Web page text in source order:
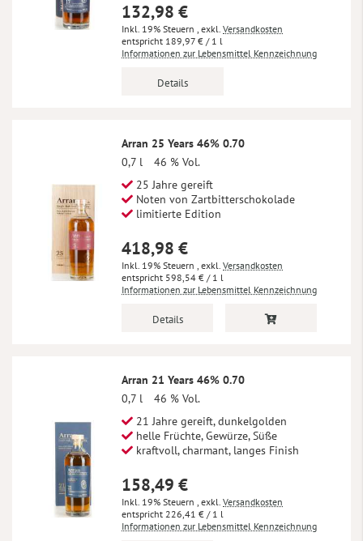
132,98 €
Inkl. 19% Steuern , exkl. Versandkosten
189,97 € / 1 l
Informationen zur Lebensmittel Kennzeichnung
Details
Arran 25 Years 46% 0.70
0,7 l
46 % Vol.
25 Jahre gereift
Noten von Zartbitterschokolade
limitierte Edition
418,98 €
Inkl. 19% Steuern , exkl. Versandkosten
598,54 € / 1 l
Informationen zur Lebensmittel Kennzeichnung
Details
Arran 21 Years 46% 0.70
0,7 l
46 % Vol.
21 Jahre gereift, dunkelgolden
helle Früchte, Gewürze, Süße
kraftvoll, charmant, langes Finish
158,49 €
Inkl. 19% Steuern , exkl. Versandkosten
226,41 € / 1 l
Informationen zur Lebensmittel Kennzeichnung